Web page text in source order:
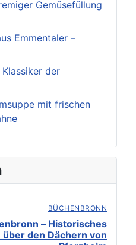
Gemüsefüllung
Emmentaler –
der
mit frischen
BÜCHENBRONN
– Historisches
den Dächern von